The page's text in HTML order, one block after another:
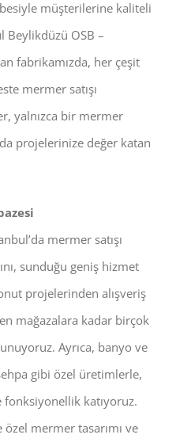
müşterilerine kaliteli
Beylikdüzü OSB –
fabrikamızda, her çeşit
mermer satışı
yalnızca bir mermer
projelerinize değer katan
mermer satışı
sunduğu geniş hizmet
projelerinden alışveriş
mağazalara kadar birçok
Ayrıca, banyo ve
gibi özel üretimlerle,
fonksiyonellik katıyoruz.
mermer tasarımı ve